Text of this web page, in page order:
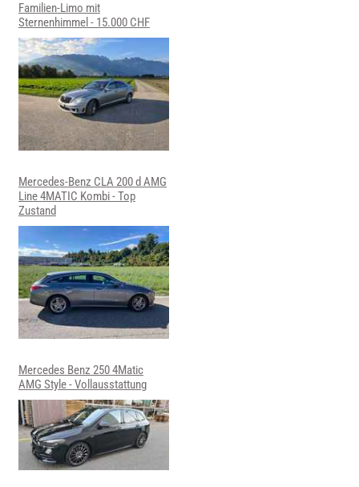
Familien-Limo mit
Sternenhimmel - 15.000 CHF
Mercedes-Benz CLA 200 d AMG
Line 4MATIC Kombi - Top
Zustand
Mercedes Benz 250 4Matic
AMG Style - Vollausstattung